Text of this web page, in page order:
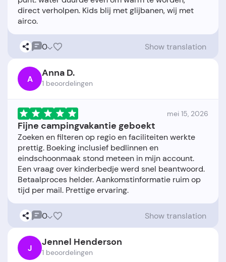
direct verholpen. Kids blij met glijbanen, wij met
0 Show translation
A Anna D.
1 beoordelingen
mei 15, 2026
Fijne campingvakantie geboekt
Zoeken en filteren op regio en faciliteiten werkte
prettig. Boeking inclusief bedlinnen en
eindschoonmaak stond meteen in mijn account.
Een vraag over kinderbedje werd snel beantwoord.
Betaalproces helder. Aankomstinformatie ruim op
0 Show translation
J Jennel Henderson
1 beoordelingen